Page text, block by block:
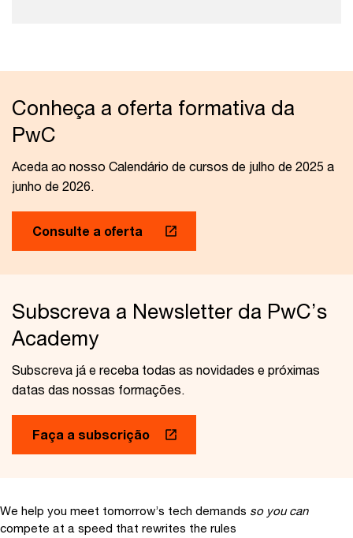
Conheça a oferta formativa da
PwC
Aceda ao nosso Calendário de cursos de julho de 2025 a
junho de 2026.
Consulte a oferta
Subscreva a Newsletter da PwC’s
Academy
Subscreva já e receba todas as novidades e próximas
datas das nossas formações.
Faça a subscrição
We help you meet tomorrow’s tech demands so you can
compete at a speed that rewrites the rules